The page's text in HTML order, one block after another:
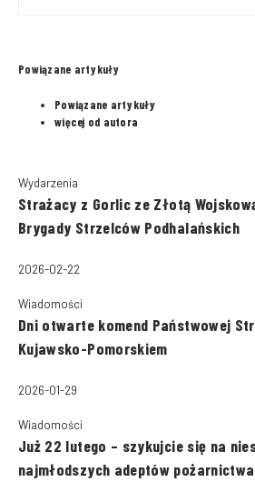
Powiązane artykuły
Powiązane artykuły
więcej od autora
Wydarzenia
Strażacy z Gorlic ze Złotą
Brygady Strzelców Podhalańskich
2026-02-22
Wiadomości
Dni otwarte komend Państwowej
Kujawsko-Pomorskiem
2026-01-29
Wiadomości
Już 22 lutego – szykujcie się na
najmłodszych adeptów pożarnictwa